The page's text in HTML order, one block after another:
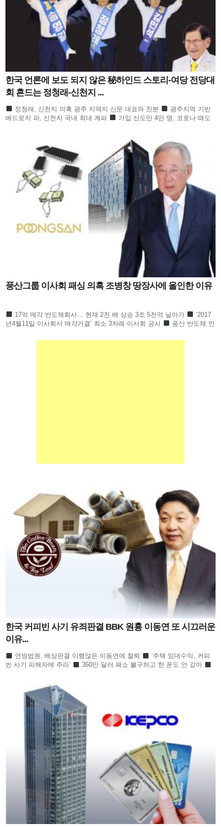
한국 언론에 보도 되지 않은 秘하인드 스토리-여당 전당대
회 흔드는 정청래-신천지 ...
정청래, 신천지 의혹 광주 지역지 신문 대표와 친분
광주지역 기반
베드로지 파, 신천지 국내 최대 계파
가입 신도만 4만 명, 코로나 때도
풍산그룹 이사회 패싱 의혹 조병창 땅장사에 올인한 이유
17억 매각 반도체회사… 현재 2천 배 상승 3조 5천억 날아가
‘2017
년4월11일 이사회서 매각가결’ 최소 3차례 이사회 공시
풍산 반도체 인
한국 커피빈 사기 유죄판결 BBK 원흉 이동연 또 시끄러운
이유...
연방법원, 배상판결 이행않은 이동연에 철퇴
‘주택 임대수익, 커피
빈 사기 피해자에 주라’
350만 달러 패소 불구하고 한 푼도 안 갚아